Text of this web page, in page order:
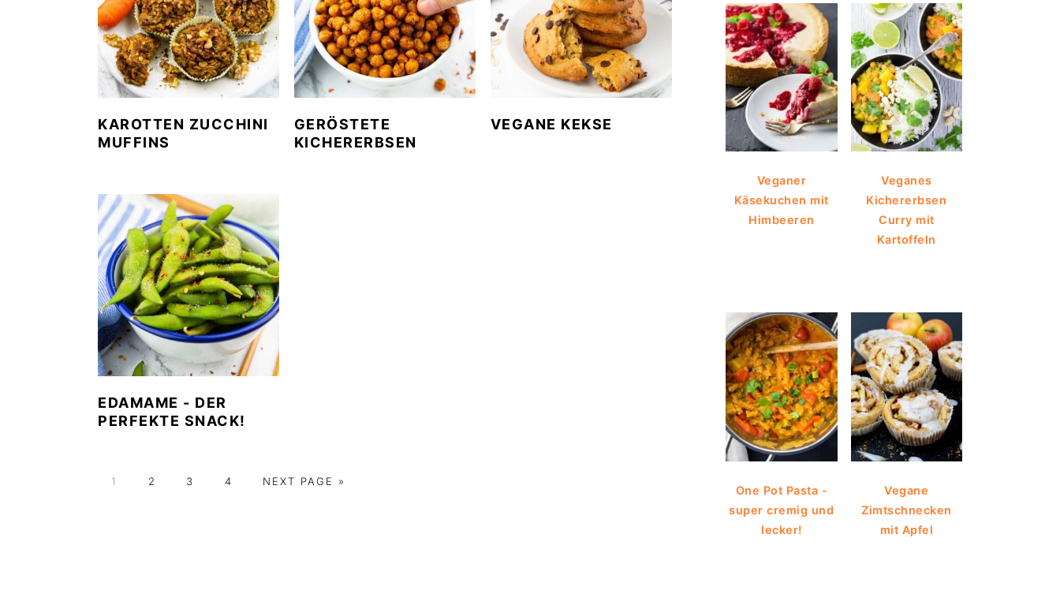
KAROTTEN ZUCCHINI
MUFFINS
GERÖSTETE
KICHERERBSEN
VEGANE KEKSE
EDAMAME - DER
PERFEKTE SNACK!
PAGE
1 PAGE
2 PAGE
3 PAGE
4
GO
NEXT PAGE »
Veganer
Käsekuchen mit
Himbeeren
Veganes
Kichererbsen
Curry mit
Kartoffeln
One Pot Pasta -
super cremig und
lecker!
Vegane
Zimtschnecken
mit Apfel